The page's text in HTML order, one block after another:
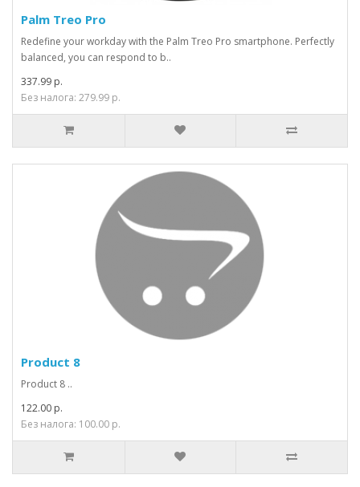
Palm Treo Pro
Redefine your workday with the Palm Treo Pro smartphone. Perfectly
balanced, you can respond to b..
337.99 р.
Без налога: 279.99 р.
Product 8
Product 8 ..
122.00 р.
Без налога: 100.00 р.